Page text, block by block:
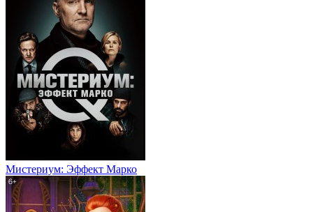
Мистериум: Эффект Марко